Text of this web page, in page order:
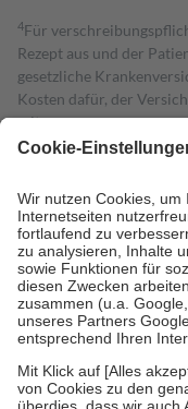
4Für
Rezept aus und der
gesetzliche
Kosten dafür, der
mit.
Grundsätzlich leisten
höchstens zehn Euro.
Kosten der Leistung zu
Diese Regeln gelten
Bei Heilmitteln und
Zuzahlung zehn Prozent
Verordnung.
Um das Engagement der
stärken und die
fallenkeine Zuzahlungen
• Kindern und